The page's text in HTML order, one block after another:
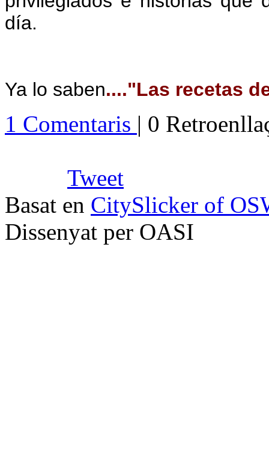
día.
Ya lo saben...."Las recetas
1 Comentaris | 0
Tweet
Basat en CitySlicker of
Dissenyat per OASI